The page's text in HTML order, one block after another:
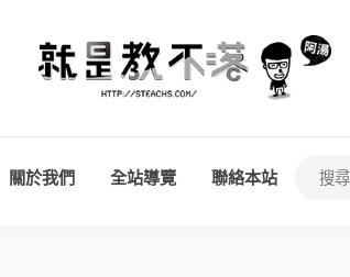
關於我們 全站導覽 聯絡本站